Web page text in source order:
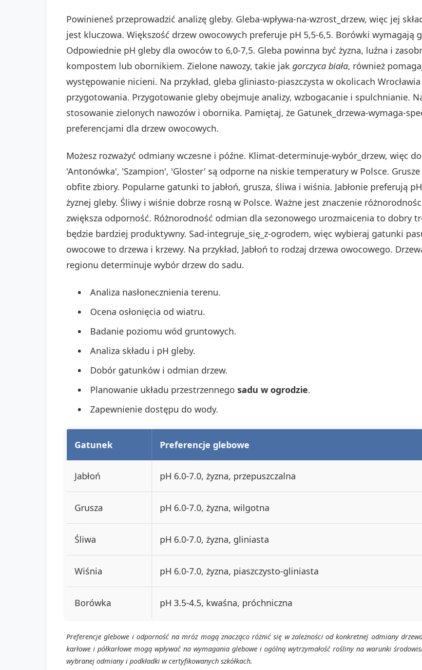
Powinieneś przeprowadzić analizę gleby. Gleba-wpływa-na-wzrost_drzew, więc jej
jest kluczowa. Większość drzew owocowych preferuje pH 5,5-6,5. Borówki wymagają
Odpowiednie pH gleby dla owoców to 6,0-7,5. Gleba powinna być żyzna, luźna i
kompostem lub obornikiem. Zielone nawozy, takie jak gorczyca biała, również
występowanie nicieni. Na przykład, gleba gliniasto-piaszczysta w okolicach
przygotowania. Przygotowanie gleby obejmuje analizy, wzbogacanie i spulchnianie.
stosowanie zielonych nawozów i obornika. Pamiętaj, że Gatunek_drzewa-wymaga-
preferencjami dla drzew owocowych.
Możesz rozważyć odmiany wczesne i późne. Klimat-determinuje-wybór_drzew, więc
'Antonówka', 'Szampion', 'Gloster' są odporne na niskie temperatury w Polsce.
obfite zbiory. Popularne gatunki to jabłoń, grusza, śliwa i wiśnia. Jabłonie preferują
żyznej gleby. Śliwy i wiśnie dobrze rosną w Polsce. Ważne jest znaczenie
zwiększa odporność. Różnorodność odmian dla sezonowego urozmaicenia to dobry
będzie bardziej produktywny. Sad-integruje_się_z-ogrodem, więc wybieraj gatunki
owocowe to drzewa i krzewy. Na przykład, Jabłoń to rodzaj drzewa owocowego.
regionu determinuje wybór drzew do sadu.
Analiza nasłonecznienia terenu.
Ocena osłonięcia od wiatru.
Badanie poziomu wód gruntowych.
Analiza składu i pH gleby.
Dobór gatunków i odmian drzew.
Planowanie układu przestrzennego sadu w ogrodzie.
Zapewnienie dostępu do wody.
Gatunek Preferencje glebowe
Jabłoń pH 6.0-7.0, żyzna, przepuszczalna
Grusza pH 6.0-7.0, żyzna, wilgotna
Śliwa pH 6.0-7.0, żyzna, gliniasta
Wiśnia pH 6.0-7.0, żyzna, piaszczysto-gliniasta
Borówka pH 3.5-4.5, kwaśna, próchniczna
Preferencje glebowe i odporność na mróz mogą znacząco różnić się w zależności od konkretnej odmiany
karłowe i półkarłowe mogą wpływać na wymagania glebowe i ogólną wytrzymałość rośliny na warunki
wybranej odmiany i podkładki w certyfikowanych szkółkach.